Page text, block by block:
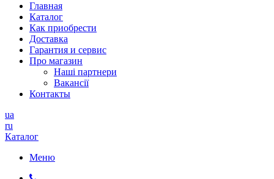
Главная
Каталог
Как приобрести
Доставка
Гарантия и сервис
Про магазин
Наші партнери
Вакансії
Контакты
ua
ru
Каталог
Меню